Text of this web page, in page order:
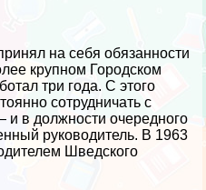
на себя обязанности
крупном Городском
три года. С этого
сотрудничать с
в должности очередного
руководитель. В 1963
Шведского